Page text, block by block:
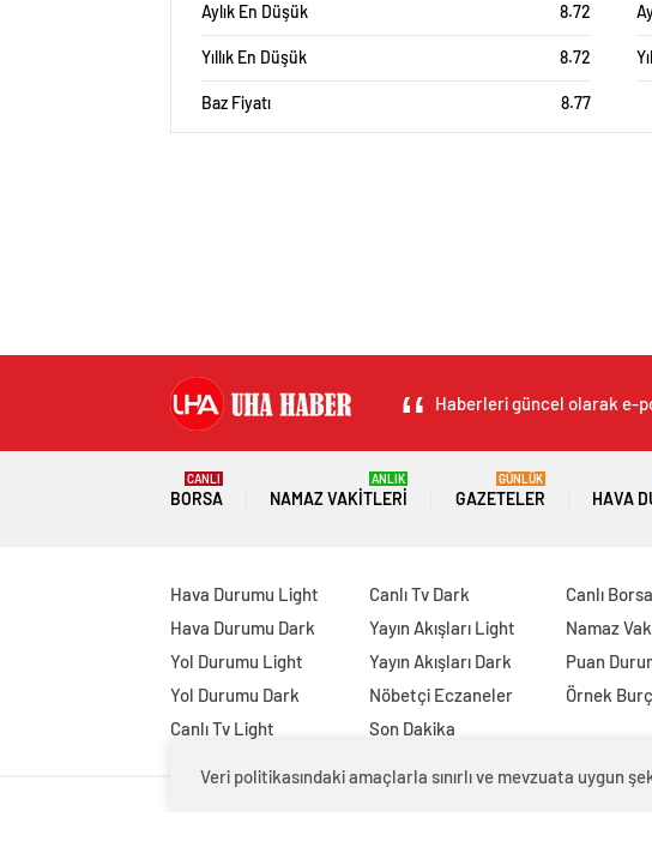
Aylık En Düşük 8.72
Yıllık En Düşük 8.72
Baz Fiyatı 8.77
Haberleri güncel olarak e-
BORSA
CANLI
NAMAZ VAKITLERI
ANLIK
GAZETELER
GÜNLÜK
HAVA
Hava Durumu Light
Hava Durumu Dark
Yol Durumu Light
Yol Durumu Dark
Canlı Tv Light
Canlı Tv Dark
Yayın Akışları Light
Yayın Akışları Dark
Nöbetçi Eczaneler
Son Dakika
Canlı Borsa
Namaz
Puan
Örnek
Veri politikasındaki amaçlarla sınırlı ve mevzuata uygun